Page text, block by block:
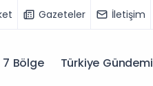
Gazeteler İletişim
7 Bölge Türkiye Gündemi